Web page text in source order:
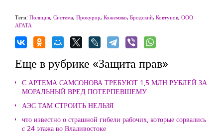
Теги: Полиция, Система, Прокурор, Кожемяко, Бродский, Ковтунов, ООО
АГАТА
Еще в рубрике «Защита прав»
С АРТЕМА САМСОНОВА ТРЕБУЮТ 1,5 МЛН РУБЛЕЙ ЗА
МОРАЛЬНЫЙ ВРЕД ПОТЕРПЕВШЕМУ
АЭС ТАМ СТРОИТЬ НЕЛЬЗЯ
что известно о страшной гибели рабочих, которые сорвались
с 24 этажа во Владивостоке